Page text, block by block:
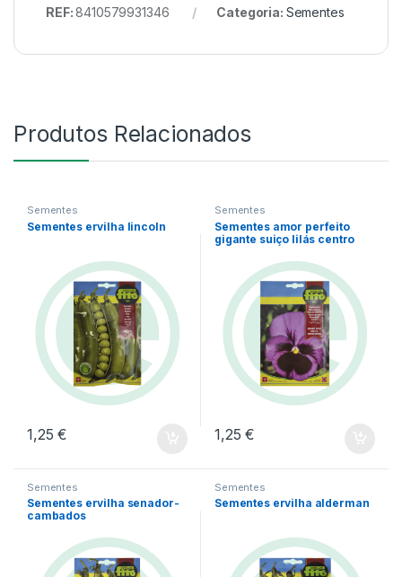
REF:8410579931346 Categoria: Sementes
Produtos Relacionados
Sementes
Sementes ervilha lincoln
1,25€
Sementes
Sementes amor perfeito
gigante suiço lilás centro
1,25€
Sementes
Sementes ervilha senador-
cambados
Sementes
Sementes ervilha alderman